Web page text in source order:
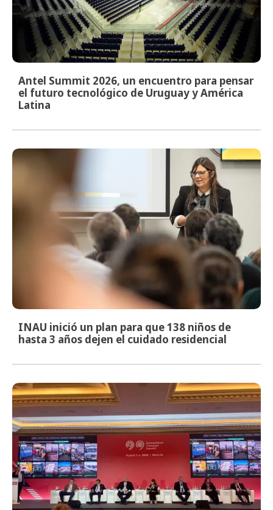
Antel Summit 2026, un encuentro para pensar
el futuro tecnológico de Uruguay y América
Latina
INAU inició un plan para que 138 niños de
hasta 3 años dejen el cuidado residencial